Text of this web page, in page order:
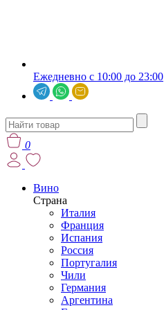
Ежедневно с 10:00 до 23:00
0
Вино
Страна
Италия
Франция
Испания
Россия
Португалия
Чили
Германия
Аргентина